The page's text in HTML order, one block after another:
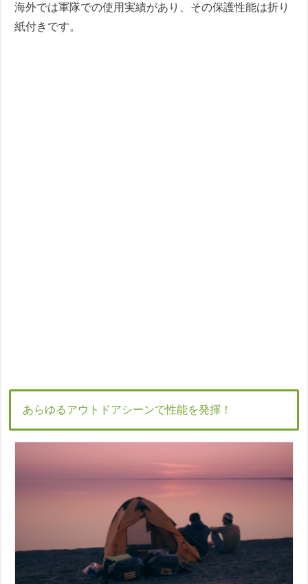
海外では軍隊での使用実績があり、その保護性能は折り
紙付きです。
あらゆるアウトドアシーンで性能を発揮！